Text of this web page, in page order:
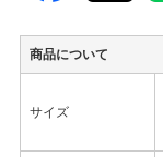
商品について
サイズ